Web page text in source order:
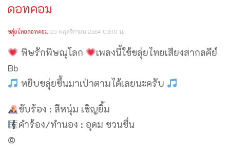
ดอทคอม
ขลุ่ยไทยดอทคอม 25 พฤศจิกายน 2564 03:10 น.
พิษรักพิษณุโลก
เพลงนี้ใช้ขลุ่ยไทยเสียงสากลคีย์
Bb
หยิบขลุ่ยขึ้นมาเป่าตามได้เลยนะครับ
ขับร้อง : สีหนุ่ม เชิญยิ้ม
คำร้อง/ทำนอง : อุดม ชวนชื่น
©